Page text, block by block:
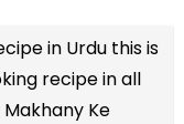
in Urdu this is
recipe in all
Makhany Ke